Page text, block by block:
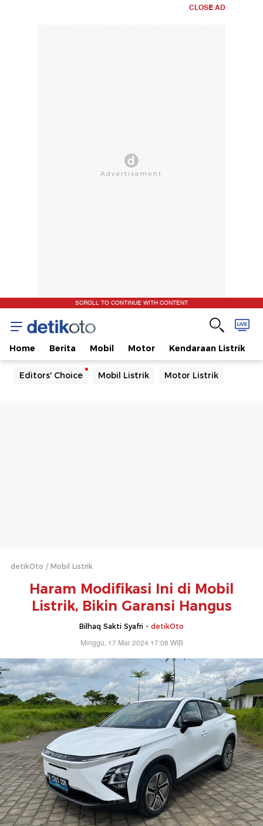
CLOSE AD
SCROLL TO CONTINUE WITH CONTENT
Home Berita Mobil Motor Kendaraan Listrik
Editors' Choice Mobil Listrik Motor Listrik
detikOto Mobil Listrik
Haram Modifikasi Ini di Mobil
Listrik, Bikin Garansi Hangus
Bilhaq Sakti Syafri - detikOto
Minggu, 17 Mar 2024 17:08 WIB